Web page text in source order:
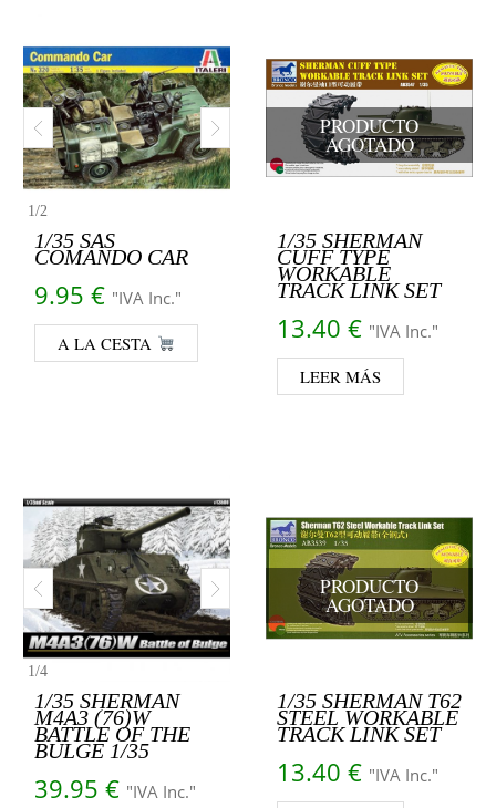
1/2
1/35 SAS
COMANDO CAR
9.95 € "IVA Inc."
A LA CESTA
PRODUCTO
AGOTADO
1/35 SHERMAN
CUFF TYPE
WORKABLE
TRACK LINK SET
13.40 € "IVA Inc."
LEER MÁS
1/4
1/35 SHERMAN
M4A3 (76)W
BATTLE OF THE
BULGE 1/35
39.95 € "IVA Inc."
PRODUCTO
AGOTADO
1/35 SHERMAN T62
STEEL WORKABLE
TRACK LINK SET
13.40 € "IVA Inc."